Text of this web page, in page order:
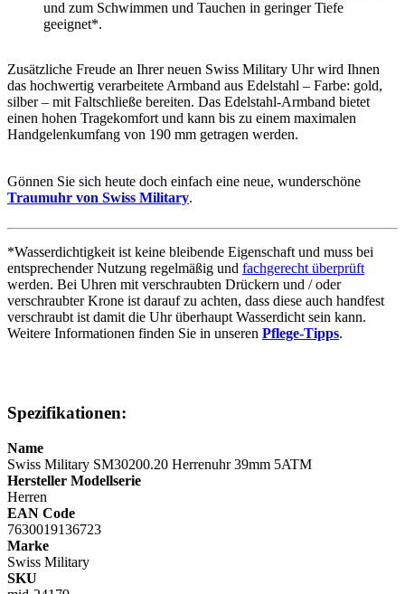
und zum Schwimmen und Tauchen in geringer Tiefe
geeignet*.
Zusätzliche Freude an Ihrer neuen Swiss Military Uhr wird Ihnen
das hochwertig verarbeitete Armband aus Edelstahl – Farbe: gold,
silber– mit Faltschließe bereiten. Das Edelstahl-Armband bietet
einen hohen Tragekomfort und kann bis zu einem maximalen
Handgelenkumfang von 190 mm getragen werden.
Gönnen Sie sich heute doch einfach eine neue, wunderschöne
Traumuhr von Swiss Military.
*Wasserdichtigkeit ist keine bleibende Eigenschaft und muss bei
entsprechender Nutzung regelmäßig und fachgerecht überprüft
werden. Bei Uhren mit verschraubten Drückern und / oder
verschraubter Krone ist darauf zu achten, dass diese auch handfest
verschraubt ist damit die Uhr überhaupt Wasserdicht sein kann.
Weitere Informationen finden Sie in unseren Pflege-Tipps.
Spezifikationen:
Name
Swiss Military SM30200.20 Herrenuhr 39mm 5ATM
Hersteller Modellserie
Herren
EAN Code
7630019136723
Marke
Swiss Military
SKU